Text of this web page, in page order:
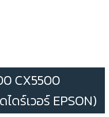
CX5500
ดร์เวอร์ EPSON)